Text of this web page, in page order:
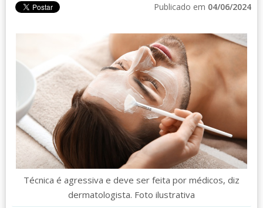
Publicado em 04/06/2024
Técnica é agressiva e deve ser feita por médicos, diz
dermatologista. Foto ilustrativa